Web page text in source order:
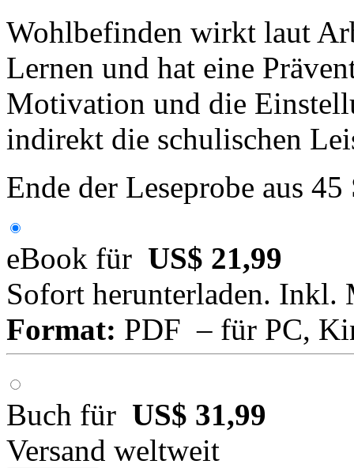
Wohlbefinden wirkt laut
Lernen und hat eine
Motivation und die
indirekt die schulischen
Ende der Leseprobe aus
eBook für US$ 21,99
Sofort herunterladen. Inkl.
Format: PDF – für PC,
Buch für US$ 31,99
Versand weltweit